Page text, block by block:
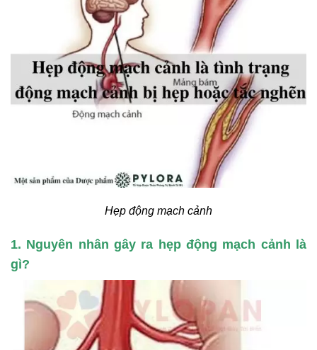
Hẹp động mạch cảnh
1. Nguyên nhân gây ra hẹp động mạch cảnh là
gì?